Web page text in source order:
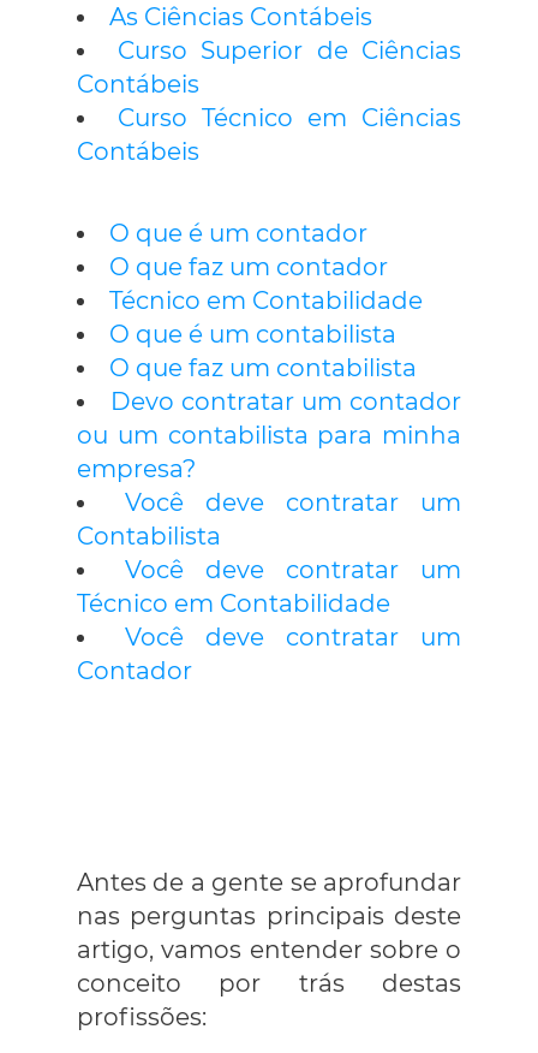
As Ciências Contábeis
Curso Superior de Ciências
Contábeis
Curso Técnico em Ciências
Contábeis
O que é um contador
O que faz um contador
Técnico em Contabilidade
O que é um contabilista
O que faz um contabilista
Devo contratar um contador
ou um contabilista para minha
empresa?
Você deve contratar um
Contabilista
Você deve contratar um
Técnico em Contabilidade
Você deve contratar um
Contador
Antes de a gente se aprofundar
nas perguntas principais deste
artigo, vamos entender sobre o
conceito por trás destas
profissões: